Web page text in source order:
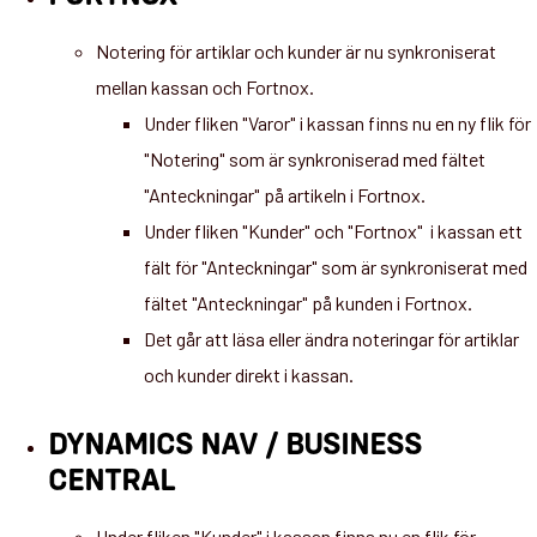
Notering för artiklar och kunder är nu synkroniserat
mellan kassan och Fortnox.
Under fliken "Varor" i kassan finns nu en ny flik för
"Notering" som är synkroniserad med fältet
"Anteckningar" på artikeln i Fortnox.
Under fliken "Kunder" och "Fortnox" i kassan ett
fält för "Anteckningar" som är synkroniserat med
fältet "Anteckningar" på kunden i Fortnox.
Det går att läsa eller ändra noteringar för artiklar
och kunder direkt i kassan.
DYNAMICS NAV / BUSINESS
CENTRAL